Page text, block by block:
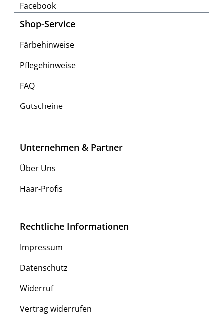
Facebook
Shop-Service
Färbehinweise
Pflegehinweise
FAQ
Gutscheine
Unternehmen & Partner
Über Uns
Haar-Profis
Rechtliche Informationen
Impressum
Datenschutz
Widerruf
Vertrag widerrufen